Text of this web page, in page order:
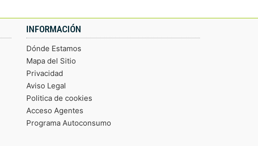
INFORMACIÓN
Dónde Estamos
Mapa del Sitio
Privacidad
Aviso Legal
Politica de cookies
Acceso Agentes
Programa Autoconsumo